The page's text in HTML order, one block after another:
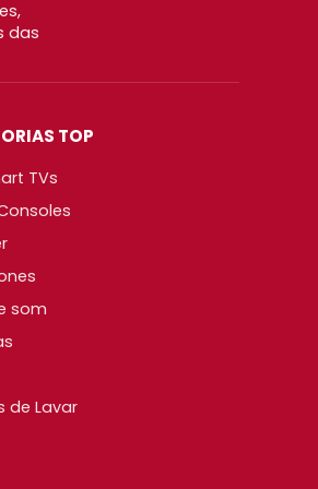
das
TOP
TVs
som
de Lavar